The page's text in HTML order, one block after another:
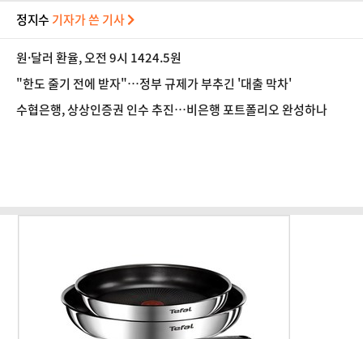
정지수 기자가 쓴 기사
원·달러 환율, 오전 9시 1424.5원
"한도 줄기 전에 받자"…정부 규제가 부추긴 '대출 막차'
수협은행, 상상인증권 인수 추진…비은행 포트폴리오 완성하나